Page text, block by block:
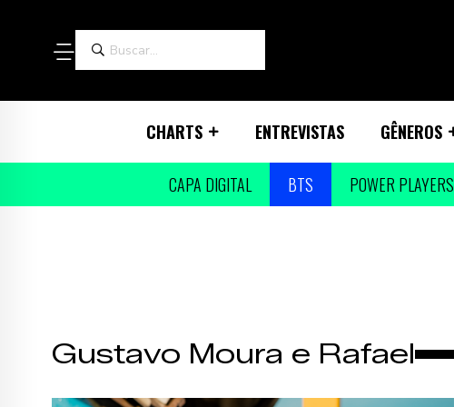
CHARTS ENTREVISTAS GÊNEROS
CAPA DIGITAL BTS POWER PLAYERS
Gustavo Moura e Rafael